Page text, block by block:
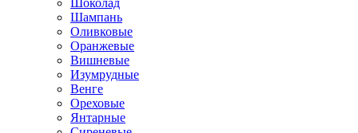
Шоколад
Шампань
Оливковые
Оранжевые
Вишневые
Изумрудные
Венге
Ореховые
Янтарные